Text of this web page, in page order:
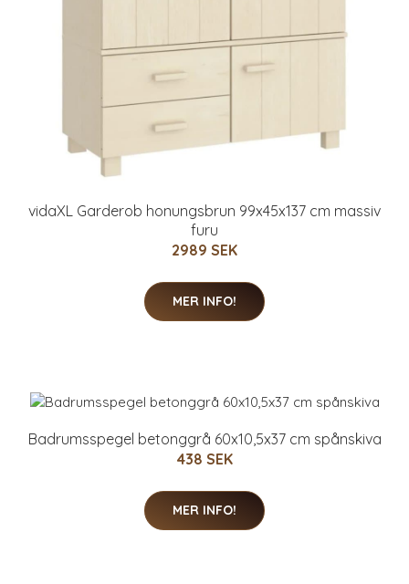
vidaXL Garderob honungsbrun 99x45x137 cm massiv
furu
2989 SEK
MER INFO!
Badrumsspegel betonggrå 60x10,5x37 cm spånskiva
438 SEK
MER INFO!